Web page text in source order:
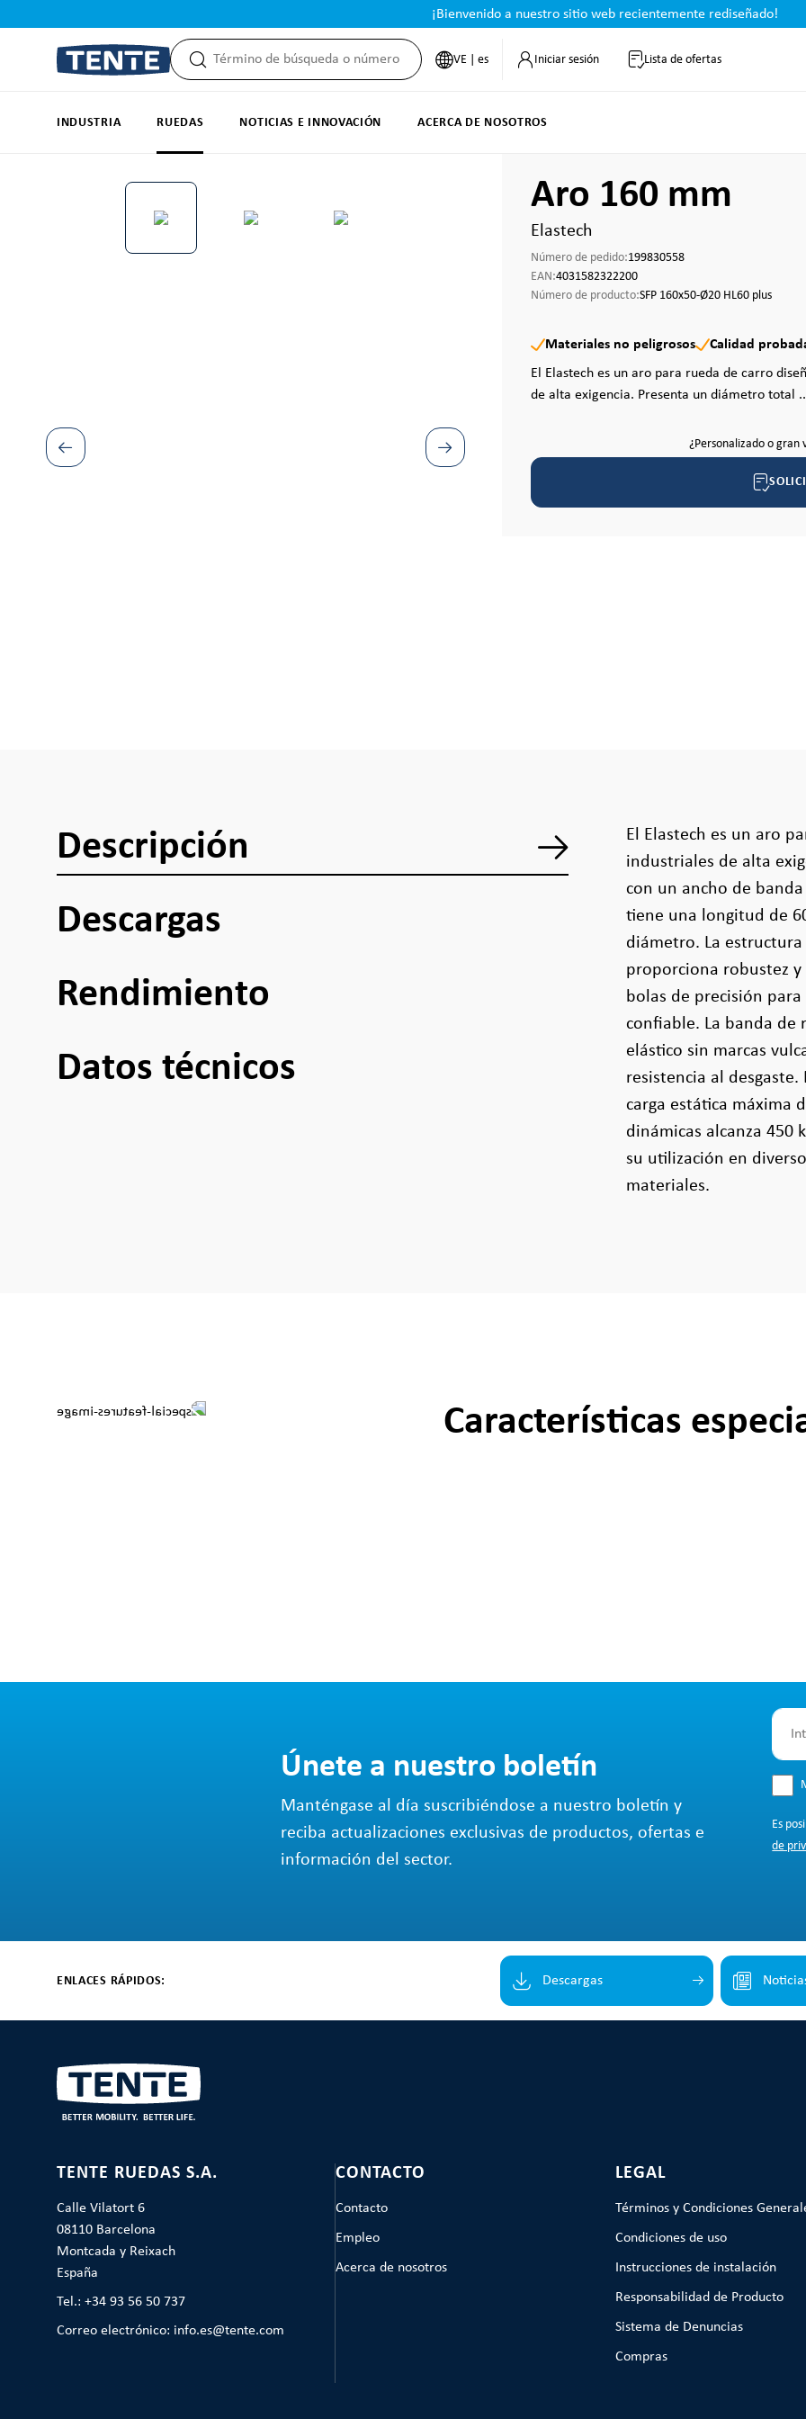
¡Bienvenido a nuestro sitio web recientemente rediseñado!
VE | es Iniciar sesión Lista de ofertas
INDUSTRIA RUEDAS NOTICIAS E INNOVACIÓN ACERCA DE NOSOTROS
Omitir galería de imágenes Aro 160 mm
Elastech
Número de pedido:199830558
EAN:4031582322200
Número de producto:SFP 160x50-Ø20 HL60 plus
Materiales no peligrosos
Calidad
El Elastech es un aro para rueda de carro
de alta exigencia. Presenta un diámetro total
¿Personalizado o gran
Descripción
Descargas
Rendimiento
Datos técnicos
El Elastech es un aro
industriales de alta
con un ancho de
tiene una longitud de
diámetro. La
proporciona robustez
bolas de precisión
confiable. La banda de
elástico sin marcas
resistencia al
carga estática máxima
dinámicas alcanza 450
su utilización en
materiales.
Características
Únete a nuestro boletín
Manténgase al día suscribiéndose a nuestro boletín y
reciba actualizaciones exclusivas de productos, ofertas e
información del sector.
Es
de
ENLACES RÁPIDOS: Descargas
TENTE RUEDAS S.A.
Calle Vilatort 6
08110 Barcelona
Montcada y Reixach
España
Tel.: +34 93 56 50 737
Correo electrónico: info.es@tente.com
CONTACTO
Contacto
Empleo
Acerca de nosotros
LEGAL
Términos y Condiciones
Condiciones de uso
Instrucciones de instalación
Responsabilidad de Producto
Sistema de Denuncias
Compras